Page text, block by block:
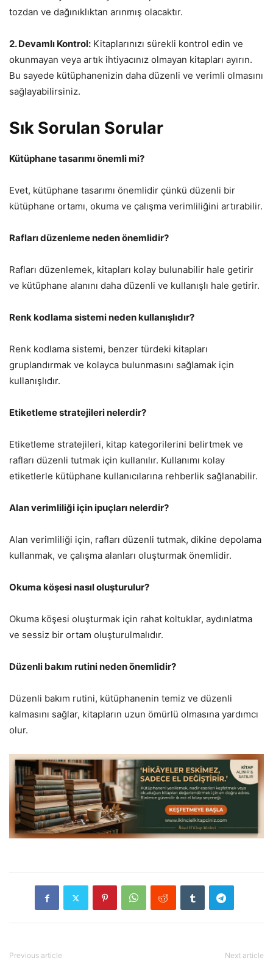
tozdan ve dağınıklıktan arınmış olacaktır.
2. Devamlı Kontrol: Kitaplarınızı sürekli kontrol edin ve
okunmayan veya artık ihtiyacınız olmayan kitapları ayırın.
Bu sayede kütüphanenizin daha düzenli ve verimli olmasını
sağlayabilirsiniz.
Sık Sorulan Sorular
Kütüphane tasarımı önemli mi?
Evet, kütüphane tasarımı önemlidir çünkü düzenli bir
kütüphane ortamı, okuma ve çalışma verimliliğini artırabilir.
Rafları düzenleme neden önemlidir?
Rafları düzenlemek, kitapları kolay bulunabilir hale getirir
ve kütüphane alanını daha düzenli ve kullanışlı hale getirir.
Renk kodlama sistemi neden kullanışlıdır?
Renk kodlama sistemi, benzer türdeki kitapları
gruplandırmak ve kolayca bulunmasını sağlamak için
kullanışlıdır.
Etiketleme stratejileri nelerdir?
Etiketleme stratejileri, kitap kategorilerini belirtmek ve
rafları düzenli tutmak için kullanılır. Kullanımı kolay
etiketlerle kütüphane kullanıcılarına rehberlik sağlanabilir.
Alan verimliliği için ipuçları nelerdir?
Alan verimliliği için, rafları düzenli tutmak, dikine depolama
kullanmak, ve çalışma alanları oluşturmak önemlidir.
Okuma köşesi nasıl oluşturulur?
Okuma köşesi oluşturmak için rahat koltuklar, aydınlatma
ve sessiz bir ortam oluşturulmalıdır.
Düzenli bakım rutini neden önemlidir?
Düzenli bakım rutini, kütüphanenin temiz ve düzenli
kalmasını sağlar, kitapların uzun ömürlü olmasına yardımcı
olur.
Previous article Next article